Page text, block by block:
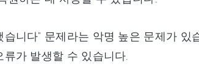
니다" 문제라는 악명 높은 문제가 있
가 발생할 수 있습니다.